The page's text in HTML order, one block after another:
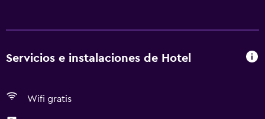
Servicios e instalaciones de Hotel
Wifi gratis